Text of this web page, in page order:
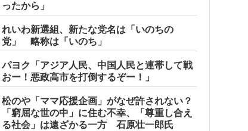
ったから」
れいわ新選組、新たな党名は「いのちの
党」 略称は「いのち」
パヨク「アジア人民、中国人民と連帯して戦
おー！悪政高市を打倒するぞー！」
松のや「ママ応援企画」がなぜ許されない？
「窮屈な世の中」に住む不幸、「尊重し合え
る社会」は遠ざかる一方 石原壮一郎氏